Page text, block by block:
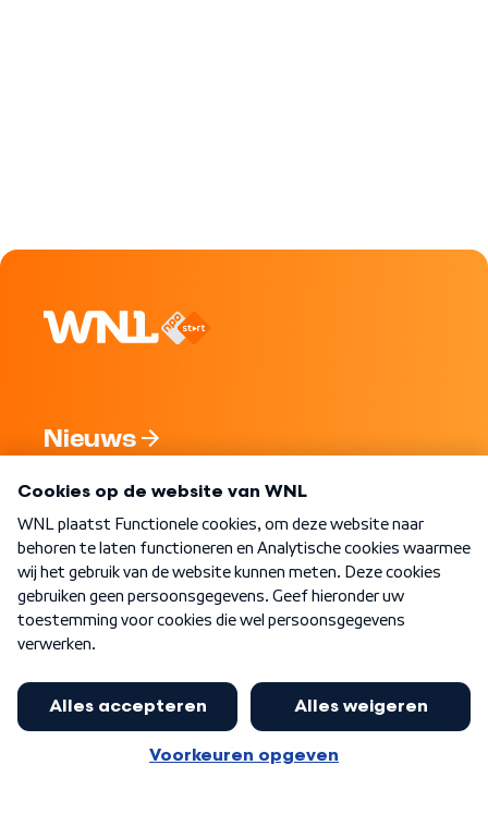
Nieuws
Nieuwsbrief
Word Lid